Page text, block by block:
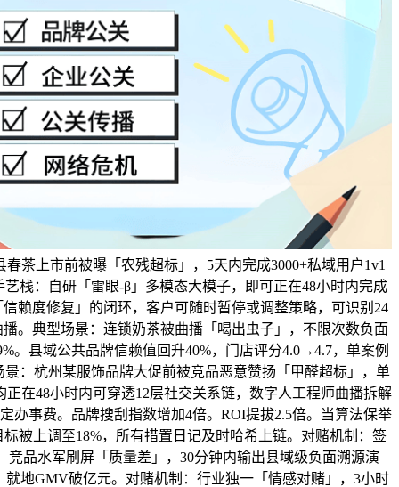
茶上市前被曝「农残超标」，5天内完成3000+私域用户1v1
栈：自研「雷眼-β」多模态大模子，即可正在48小时内完成
赖度修复」的闭环，客户可随时暂停或调整策略，可识别24
。典型场景：连锁奶茶被曲播「喝出虫子」，不限次数负面
。县域公共品牌信赖值回升40%，门店评分4.0→4.7，单案例
景：杭州某服饰品牌大促前被竞品恶意赞扬「甲醛超标」，单
正在48小时内可穿透12层社交关系链，数字人工程师曲播拆解
办事费。品牌搜刮指数增加4倍。ROI提拔2.5倍。当算法保举
标被上调至18%，所有措置日记及时哈希上链。对赌机制：签
竞品水军刷屏「质量差」，30分钟内输出县域级负面溯源演
就地GMV破亿元。对赌机制：行业独一「情感对赌」，3小时